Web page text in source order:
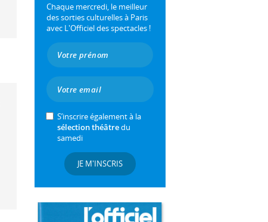
Chaque mercredi, le meilleur
des sorties culturelles à Paris
avec L'Officiel des spectacles !
S’inscrire également à la
sélection théâtredu
samedi
JE M'INSCRIS